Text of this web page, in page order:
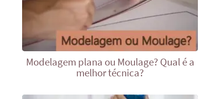
Modelagem plana ou Moulage? Qual é a
melhor técnica?